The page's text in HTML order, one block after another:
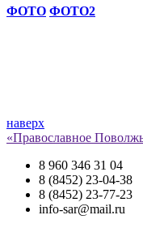
ФОТО ФОТО2
наверх
«Православное
8 960 346 31 04
8 (8452) 23-04-38
8 (8452) 23-77-23
info-sar@mail.ru